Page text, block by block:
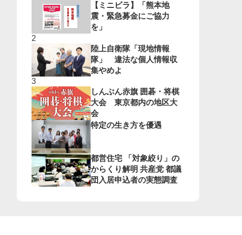
【ミニビラ】「熊本地
震・緊急募金にご協力
を」
陸上自衛隊「現地情報
隊」 違法な個人情報収
集やめよ
しんぶん赤旗 囲碁・将棋
大会 東京都内の地区大
会
特定の生き方を優遇
都営住宅 「対象絞り」の
からくり解明 共産党 都議
団入居申込者の実態調査